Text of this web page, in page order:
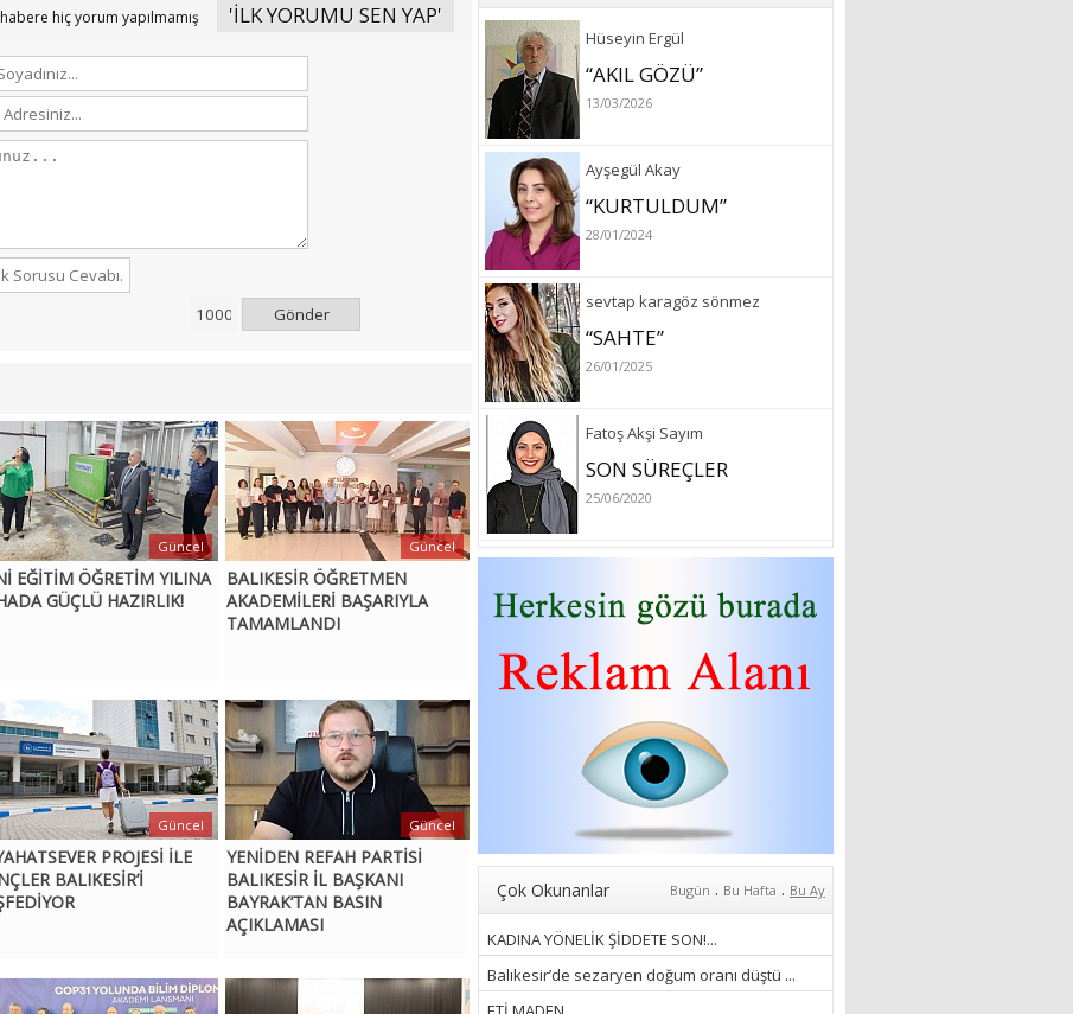
Hüseyin Ergül
“AKIL GÖZÜ”
13/03/2026
Ayşegül Akay
“KURTULDUM”
28/01/2024
sevtap karagöz sönmez
“SAHTE”
26/01/2025
Fatoş Akşi Sayım
SON SÜREÇLER
25/06/2020
özlem arslan
Hydrafacial cilt bakımı
26/07/2022
Sibel Atam
“18 Mart Çanakkale
Zaferi” Denildiğinde Ne
Anlıyoruz?
Aleyna Gürsoy
“GELİŞ VE GİDİŞLERİN
ARASINDA...”
07/04/2026
Fatma Zehra Köseley
MUSTAFA KEMALİN
Çok Okunanlar Bugün . Bu Hafta . Bu Ay
KADINA YÖNELİK ŞİDDETE SON!...
Balıkesir’de sezaryen doğum oranı düştü ...
hiç yorum yapılmamış 'İLK YORUMU SEN YAP'
Gönder
EĞİTİM ÖĞRETİM YILINA
GÜÇLÜ HAZIRLIK!
Güncel
BALIKESİR ÖĞRETMEN
AKADEMİLERİ BAŞARIYLA
TAMAMLANDI
Güncel
PROJESİ İLE
BALIKESİR’İ
Güncel
YENİDEN REFAH PARTİSİ
BALIKESİR İL BAŞKANI
BAYRAK’TAN BASIN
AÇIKLAMASI
Güncel